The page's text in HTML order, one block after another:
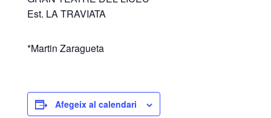
Est. LA TRAVIATA
*Martin Zaragueta
Afegeix al calendari